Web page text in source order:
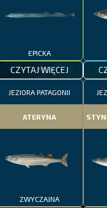
EPICKA
CZYTAJ WIĘCEJ
JEZIORA PATAGONII
ATERYNA
ZWYCZAJNA